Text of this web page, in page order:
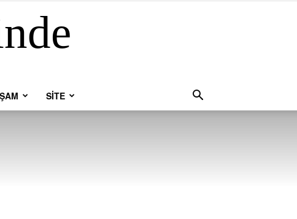
SİTE